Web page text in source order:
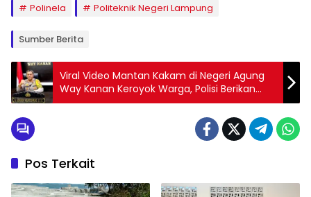
Polinela
Politeknik Negeri Lampung
Sumber Berita
Viral Video Mantan Kakam di Negeri Agung
Way Kanan Keroyok Warga, Polisi Berikan
Klarifikasi
Pos Terkait